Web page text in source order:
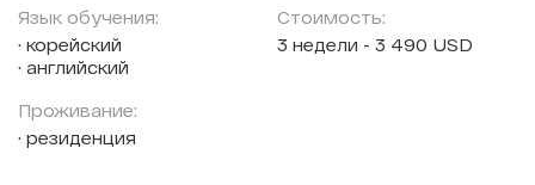
Язык обучения:
корейский
английский
Проживание:
резиденция
Стоимость:
3 недели - 3 490 USD